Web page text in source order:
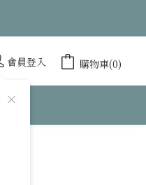
會員登入 購物車(0)